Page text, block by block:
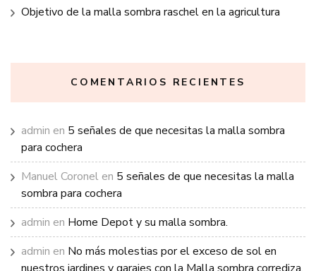
Objetivo de la malla sombra raschel en la agricultura
COMENTARIOS RECIENTES
admin en 5 señales de que necesitas la malla sombra
para cochera
Manuel Coronel en 5 señales de que necesitas la malla
sombra para cochera
admin en Home Depot y su malla sombra.
admin en No más molestias por el exceso de sol en